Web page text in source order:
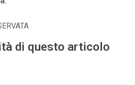
di questo articolo